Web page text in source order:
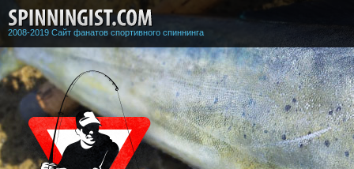
2008-2019 Сайт фанатов спортивного спиннинга